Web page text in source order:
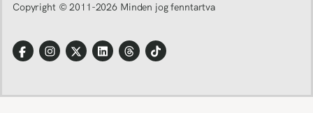
Copyright © 2011-2026 Minden jog fenntartva